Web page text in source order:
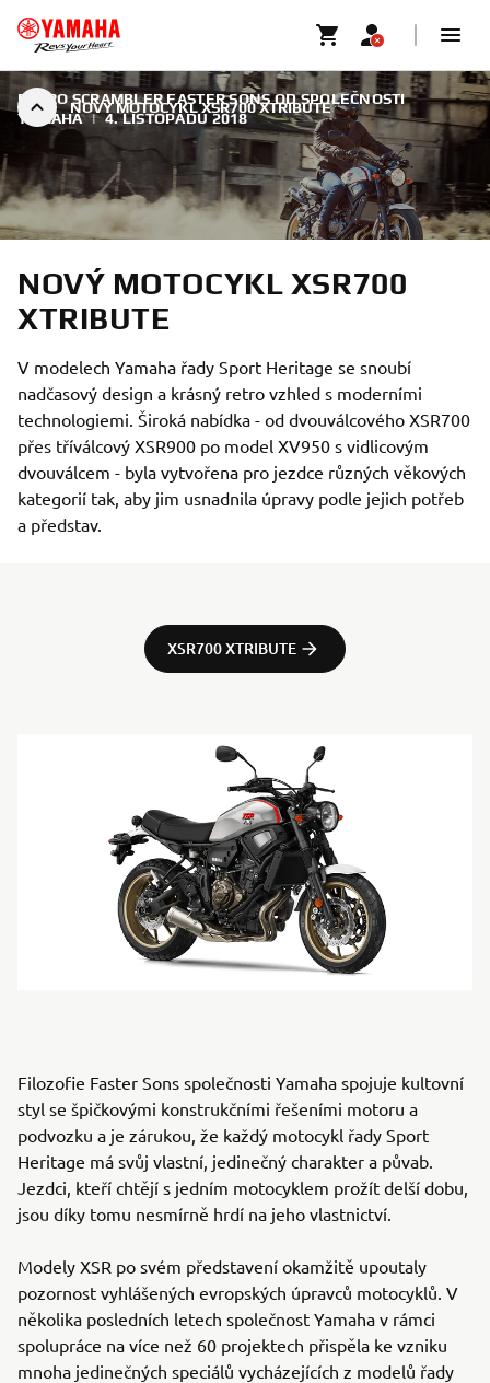
NOVÝ MOTOCYKL XSR700 XTRIBUTE
RETRO SCRAMBLER FASTER SONS OD SPOLEČNOSTI
YAMAHA | 4. LISTOPADU 2018
NOVÝ MOTOCYKL XSR700
XTRIBUTE
V modelech Yamaha řady Sport Heritage se snoubí
nadčasový design a krásný retro vzhled s moderními
technologiemi. Široká nabídka - od dvouválcového XSR700
přes tříválcový XSR900 po model XV950 s vidlicovým
dvouválcem - byla vytvořena pro jezdce různých věkových
kategorií tak, aby jim usnadnila úpravy podle jejich potřeb
a představ.
XSR700 XTRIBUTE
Filozofie Faster Sons společnosti Yamaha spojuje kultovní
styl se špičkovými konstrukčními řešeními motoru a
podvozku a je zárukou, že každý motocykl řady Sport
Heritage má svůj vlastní, jedinečný charakter a půvab.
Jezdci, kteří chtějí s jedním motocyklem prožít delší dobu,
jsou díky tomu nesmírně hrdí na jeho vlastnictví.
Modely XSR po svém představení okamžitě upoutaly
pozornost vyhlášených evropských úpravců motocyklů. V
několika posledních letech společnost Yamaha v rámci
spolupráce na více než 60 projektech přispěla ke vzniku
mnoha jedinečných speciálů vycházejících z modelů řady